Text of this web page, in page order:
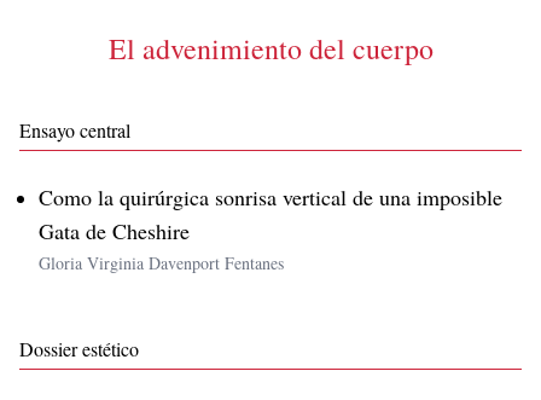
El advenimiento del cuerpo
Ensayo central
Como la quirúrgica sonrisa vertical de una imposible
Gata de Cheshire
Gloria Virginia Davenport Fentanes
Dossier estético